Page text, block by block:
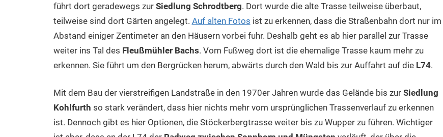
führt dort geradewegs zur Siedlung Schrodtberg. Dort wurde die alte Trasse teilweise überbaut,
teilweise sind dort Gärten angelegt. Auf alten Fotos ist zu erkennen, dass die Straßenbahn dort nur im
Abstand einiger Zentimeter an den Häusern vorbei fuhr. Deshalb geht es ab hier parallel zur Trasse
weiter ins Tal des Fleußmühler Bachs. Vom Fußweg dort ist die ehemalige Trasse kaum mehr zu
erkennen. Sie führt um den Bergrücken herum, abwärts durch den Wald bis zur Auffahrt auf die L74.
Mit dem Bau der vierstreifigen Landstraße in den 1970er Jahren wurde das Gelände bis zur Siedlung
Kohlfurth so stark verändert, dass hier nichts mehr vom ursprünglichen Trassenverlauf zu erkennen
ist. Dennoch gibt es hier Optionen, die Stöckerbergtrasse weiter bis zu Wupper zu führen. Wichtiger